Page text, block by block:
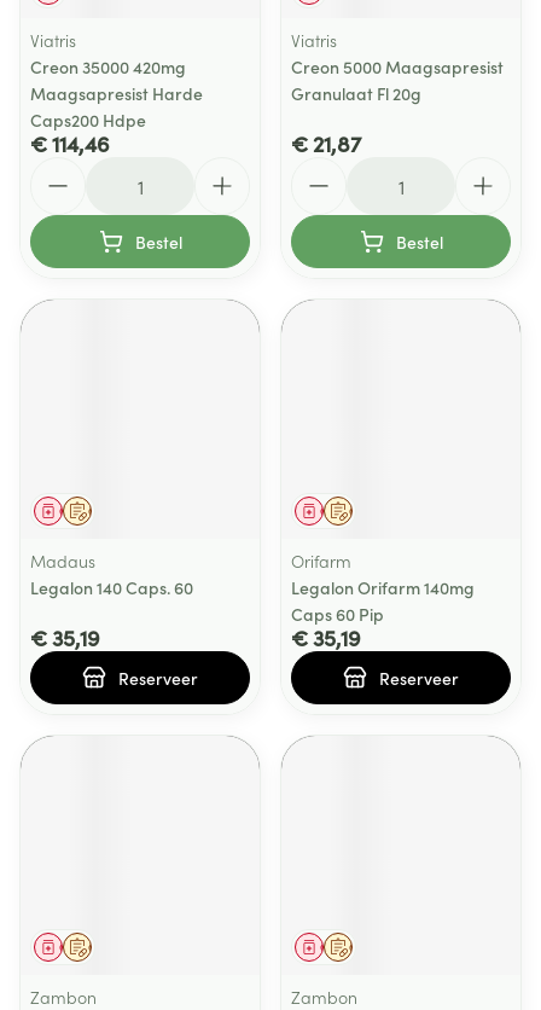
Viatris
Creon 35000 420mg
Maagsapresist Harde
Caps200 Hdpe
€ 114,46
Bestel
Viatris
Creon 5000 Maagsapresist
Granulaat Fl 20g
€ 21,87
Bestel
Op voorschrift
Geneesmiddel
Madaus
Legalon 140 Caps. 60
€ 35,19
Reserveer
Op voorschrift
Geneesmiddel
Orifarm
Legalon Orifarm 140mg
Caps 60 Pip
€ 35,19
Reserveer
Op voorschrift
Geneesmiddel
Zambon
Op voorschrift
Geneesmiddel
Zambon